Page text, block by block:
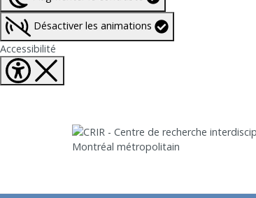
Désactiver les animations
Accessibilité